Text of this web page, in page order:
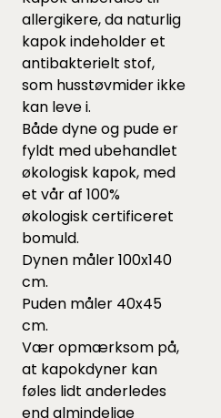
allergikere, da naturlig
kapok indeholder et
antibakterielt stof,
som husstøvmider ikke
kan leve i.
Både dyne og pude er
fyldt med ubehandlet
økologisk kapok, med
et vår af 100%
økologisk certificeret
bomuld.
Dynen måler 100x140
cm.
Puden måler 40x45
cm.
Vær opmærksom på,
at kapokdyner kan
føles lidt anderledes
end almindelige